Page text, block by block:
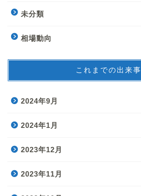
未分類
相場動向
これまでの出来事
2024年9月
2024年1月
2023年12月
2023年11月